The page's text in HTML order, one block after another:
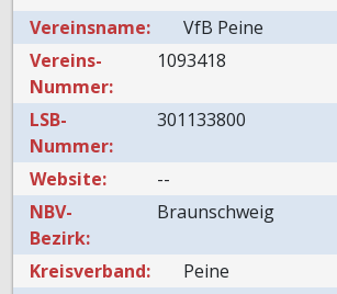
Vereinsname:
VfB Peine
Vereins-
Nummer:
1093418
LSB-
Nummer:
301133800
Website:
--
NBV-
Bezirk:
Braunschweig
Kreisverband:
Peine